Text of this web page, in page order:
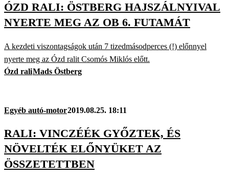
ÓZD RALI: ÖSTBERG HAJSZÁLNYIVAL
NYERTE MEG AZ OB 6. FUTAMÁT
A kezdeti viszontagságok után 7 tizedmásodperces (!) előnnyel
nyerte meg az Ózd ralit Csomós Miklós előtt.
Ózd raliMads Östberg
Egyéb autó-motor2019.08.25. 18:11
RALI: VINCZÉÉK GYŐZTEK, ÉS
NÖVELTÉK ELŐNYÜKET AZ
ÖSSZETETTBEN